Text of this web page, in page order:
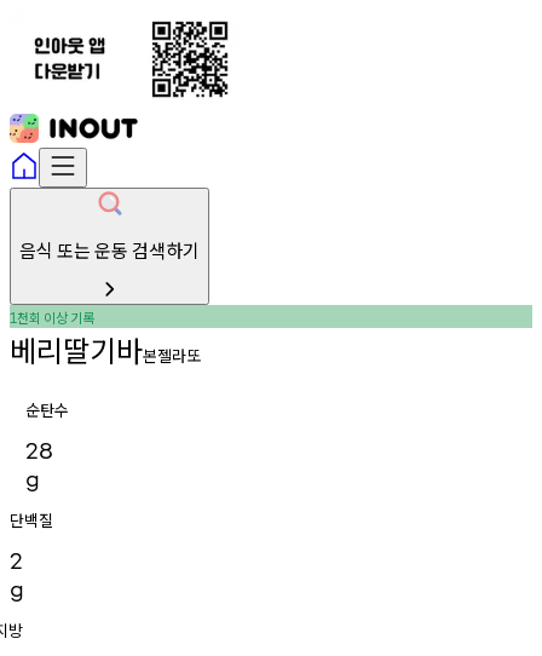
음식 또는 운동 검색하기
1천회 이상기록
베리딸기바본젤라또
순탄수
28
g
단백질
2
g
방